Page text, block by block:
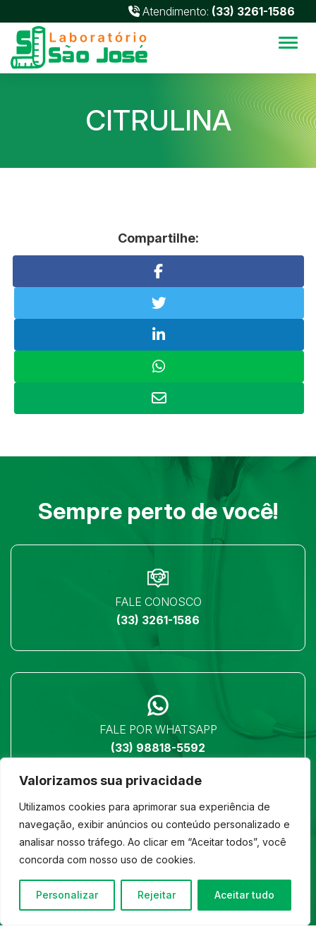
Valorizamos sua privacidade
Utilizamos cookies para aprimorar sua experiência de
navegação, exibir anúncios ou conteúdo personalizado e
analisar nosso tráfego. Ao clicar em “Aceitar todos”, você
concorda com nosso uso de cookies.
Personalizar Rejeitar Aceitar tudo
Atendimento: (33) 3261-1586
CITRULINA
Compartilhe:
Sempre perto de você!
FALE CONOSCO
(33) 3261-1586
FALE POR WHATSAPP
(33) 98818-5592
LOCALIZAÇÃO